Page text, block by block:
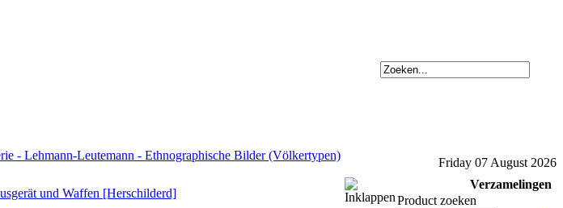
- Lehmann-Leutemann - Ethnographische Bilder (Völkertypen)
Friday 07 August 2026
und Waffen [Herschilderd]
Verzamelingen
Product zoeken